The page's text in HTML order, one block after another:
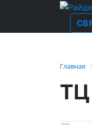
Главная